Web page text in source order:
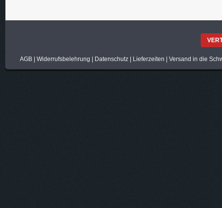
AGB| Widerrufsbelehrung Datenschutz| Lieferzeiten Versand in die